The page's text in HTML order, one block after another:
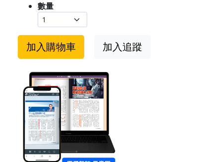
數量
加入購物車 加入追蹤